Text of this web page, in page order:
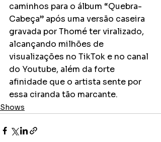
caminhos para o álbum “Quebra-
Cabeça” após uma versão caseira
gravada por Thomé ter viralizado,
alcançando milhões de
visualizações no TikTok e no canal
do Youtube, além da forte
afinidade que o artista sente por
essa ciranda tão marcante.
Shows